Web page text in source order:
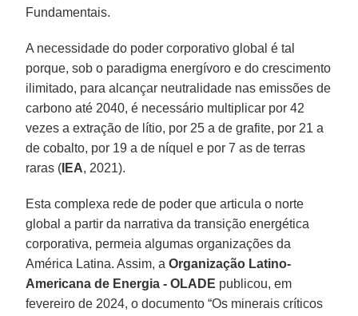
Fundamentais.
A necessidade do poder corporativo global é tal
porque, sob o paradigma energívoro e do crescimento
ilimitado, para alcançar neutralidade nas emissões de
carbono até 2040, é necessário multiplicar por 42
vezes a extração de lítio, por 25 a de grafite, por 21 a
de cobalto, por 19 a de níquel e por 7 as de terras
raras ( IEA, 2021).
Esta complexa rede de poder que articula o norte
global a partir da narrativa da transição energética
corporativa, permeia algumas organizações da
América Latina. Assim, aOrganização Latino-
Americana de Energia - OLADE publicou, em
fevereiro de 2024, o documento “Os minerais críticos